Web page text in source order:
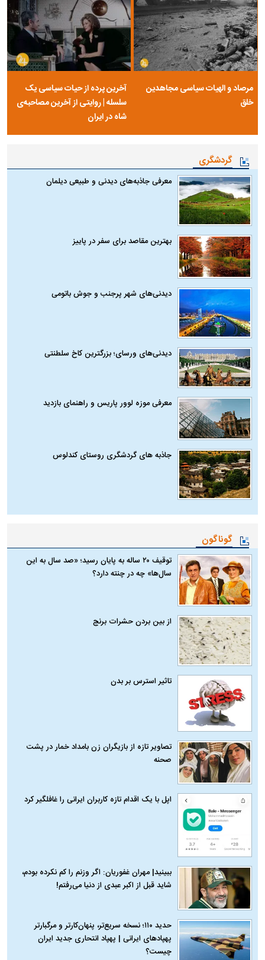
مرصاد و الهیات سیاسی مجاهدین
خلق
آخرین پرده از حیات سیاسی یک
سلسله | روایتی از آخرین مصاحبه‌ی
شاه در ایران
گردشگری
معرفی جاذبه‌های دیدنی و طبیعی دیلمان
بهترین مقاصد برای سفر در پاییز
دیدنی‌های شهر پرجنب و جوش باتومی
دیدنی‌های ورسای؛ بزرگترین کاخ سلطنتی
معرفی موزه لوور پاریس و راهنمای بازدید
جاذبه های گردشگری روستای کندلوس
گوناگون
توقیف ۲۰ ساله به پایان رسید؛ «صد سال به این
سال‌ها» چه در چنته دارد؟
از بین بردن حشرات برنج
تاثیر استرس بر بدن
تصاویر تازه از بازیگران زن بامداد خمار در پشت
صحنه
اپل با یک اقدام تازه کاربران ایرانی را غافلگیر کرد
ببینید| مهران غفوریان: اگر وزنم را کم نکرده بودم،
شاید قبل از اکبر عبدی از دنیا می‌رفتم!
حدید ۱۱۰؛ نسخه سریع‌تر، پنهان‌کارتر و مرگبارتر
پهپادهای ایرانی | پهپاد انتحاری جدید ایران
چیست؟